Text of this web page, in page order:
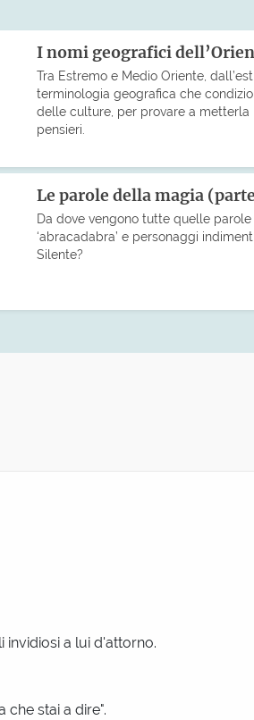
I nomi geografici
Tra Estremo e Medio Oriente,
terminologia geografica che
delle culture, per provare a
pensieri.
Le parole della magia
Da dove vengono tutte quelle parole
‘abracadabra’ e personaggi
Silente?
invidiosi a lui d'attorno.
che stai a dire".